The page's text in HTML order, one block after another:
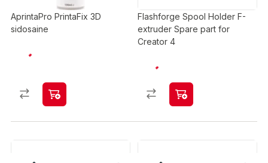
AprintaPro PrintaFix 3D
sidosaine
Flashforge Spool Holder F-
extruder Spare part for
Creator 4